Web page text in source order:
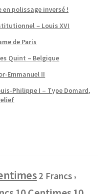
en polissage inversé !
– Louis XVI
de Paris
Quint – Belgique
Emmanuel II
Philippe I – Type Domard,
2 Francs 3